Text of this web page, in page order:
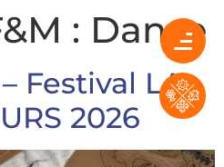
: Danse
Festival LA
2026